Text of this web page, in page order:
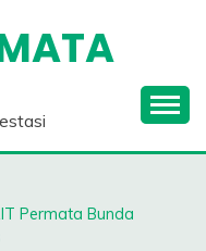
Permata Bunda